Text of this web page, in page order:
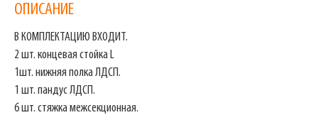
ОПИСАНИЕ
В КОМПЛЕКТАЦИЮ ВХОДИТ.
2 шт. концевая стойка L
1шт. нижняя полка ЛДСП.
1 шт. пандус ЛДСП.
6 шт. стяжка межсекционная.